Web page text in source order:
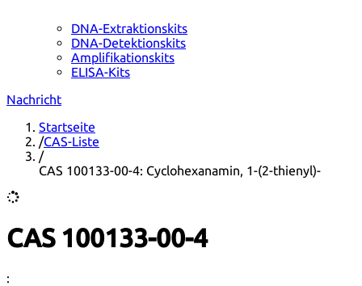
DNA-Extraktionskits
DNA-Detektionskits
Amplifikationskits
ELISA-Kits
Nachricht
Startseite
/CAS-Liste
/
CAS 100133-00-4: Cyclohexanamin, 1-(2-thienyl)-
CAS 100133-00-4
: